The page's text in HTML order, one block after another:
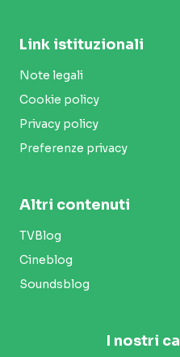
Link istituzionali
Note legali
Cookie policy
Privacy policy
Preferenze privacy
Altri contenuti
TVBlog
Cineblog
Soundsblog
I nostri